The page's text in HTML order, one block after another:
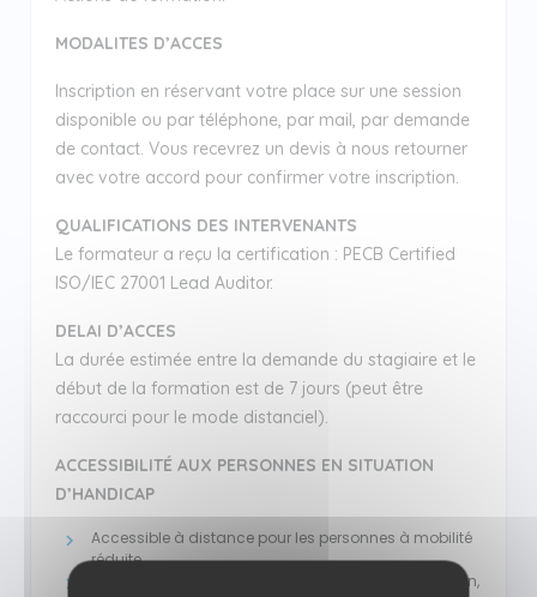
MODALITES D’ACCES
Inscription en réservant votre place sur une session
disponible ou par téléphone, par mail, par demande
de contact. Vous recevrez un devis à nous retourner
avec votre accord pour confirmer votre inscription.
QUALIFICATIONS DES INTERVENANTS
Le formateur a reçu la certification : PECB Certified
ISO/IEC 27001 Lead Auditor.
DELAI D’ACCES
La durée estimée entre la demande du stagiaire et le
début de la formation est de 7 jours (peut être
raccourci pour le mode distanciel).
ACCESSIBILITÉ AUX PERSONNES EN SITUATION
D’HANDICAP
Accessible à distance pour les personnes à mobilité
réduite
Pour connaître l’accessibilité aux salles de formation,